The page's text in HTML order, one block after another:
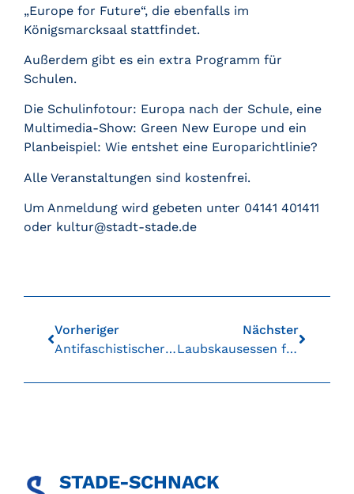
„Europe for Future“, die ebenfalls im
Königsmarcksaal stattfindet.
Außerdem gibt es ein extra Programm für
Schulen.
Die Schulinfotour: Europa nach der Schule, eine
Multimedia-Show: Green New Europe und ein
Planbeispiel: Wie entshet eine Europarichtlinie?
Alle Veranstaltungen sind kostenfrei.
Um Anmeldung wird gebeten unter 04141 401411
oder kultur@stadt-stade.de
Vorheriger
Antifaschistischer Stadtrundgang
Nächster
Laubskausessen für Alle
STADE-SCHNACK​